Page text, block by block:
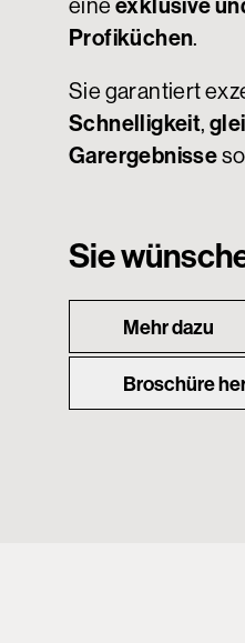
eineexklusive
Profiküchen.
Sie garantiert
Schnelligkeit,
Garergebnisse
Sie
Mehr dazu
Broschüre